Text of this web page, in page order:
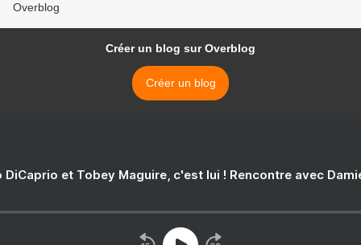
Overblog
Créer un blog sur Overblog
Créer un blog
DiCaprio et Tobey Maguire, c'est lui ! Rencontre avec